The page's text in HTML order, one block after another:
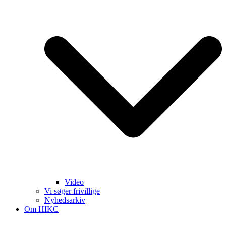
Video
Vi søger frivillige
Nyhedsarkiv
Om HIKC